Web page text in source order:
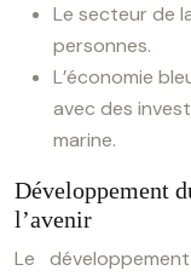
Le secteur de
personnes.
L’économie
avec des
marine.
Développement
l’avenir
Le